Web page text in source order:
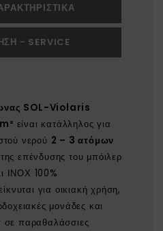
- SERVICE
SOL-Violaris
είναι κατάλληλος για
νερού 2 – 3 ατόμων
επένδυσης του μπόιλερ
ΙΝΟΧ 100%
για οικιακή χρήση,
μονάδες και
σε παραθαλάσσιες